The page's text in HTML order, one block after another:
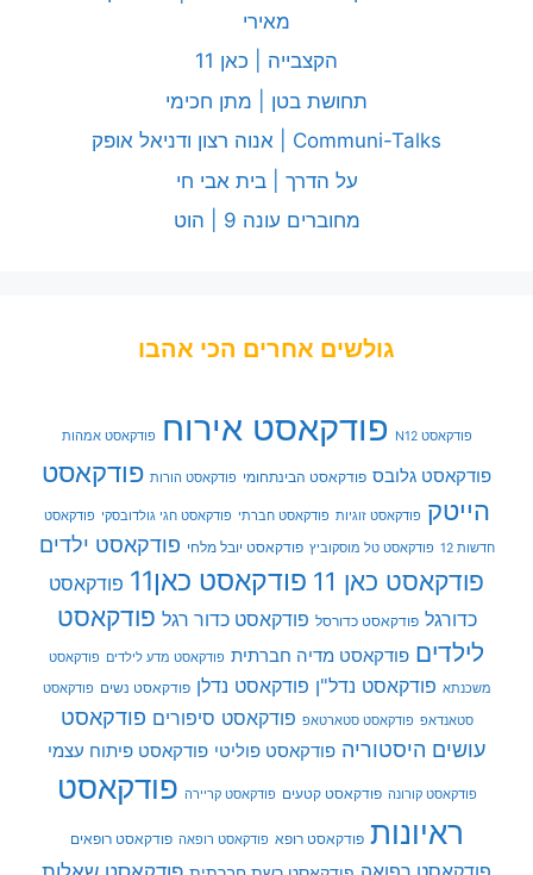
מאירי
הקצבייה | כאן 11
תחושת בטן | מתן חכימי
Communi-Talks | אנוה רצון ודניאל אופק
על הדרך | בית אבי חי
מחוברים עונה 9 | הוט
גולשים אחרים הכי אהבו
פודקאסט N12 פודקאסט אירוח פודקאסט אמהות
פודקאסט גלובס פודקאסט הבינתחומי פודקאסט הורות פודקאסט
הייטק פודקאסט זוגיות פודקאסט חברתי פודקאסט חגי גולדובסקי פודקאסט
חדשות 12 פודקאסט טל מוסקוביץ פודקאסט יובל מלחי פודקאסט ילדים
פודקאסט כאן 11 פודקאסט כאן11
פודקאסט
כדורגל פודקאסט כדורסל פודקאסט כדור רגל פודקאסט
לילדים פודקאסט מדיה חברתית פודקאסט מדע לילדים פודקאסט
משכנתא פודקאסט נדל"ן פודקאסט נדלן פודקאסט נשים פודקאסט
סטאנדאפ פודקאסט סטארטאפ פודקאסט סיפורים פודקאסט
עושים היסטוריה פודקאסט פוליטי פודקאסט פיתוח עצמי
פודקאסט קורונה פודקאסט קטעים פודקאסט קריירה פודקאסט
ראיונות פודקאסט רופא פודקאסט רופאה פודקאסט רופאים